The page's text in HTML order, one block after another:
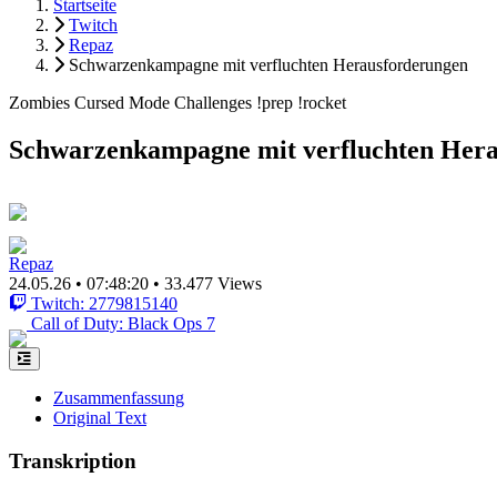
Startseite
Twitch
Repaz
Schwarzenkampagne mit verfluchten Herausforderungen
Zombies Cursed Mode Challenges !prep !rocket
Schwarzenkampagne mit verfluchten
Repaz
24.05.26 • 07:48:20 • 33.477 Views
Twitch: 2779815140
Call of Duty: Black Ops 7
Zusammenfassung
Original Text
Transkription